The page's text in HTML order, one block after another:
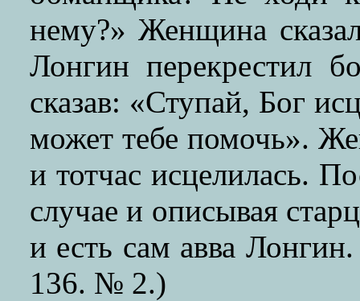
нему?» Женщина
Лонгин перекрестил
сказав: «Ступай, Бог
может тебе помочь».
и тотчас исцелилась.
случае и описывая
и есть сам авва
136. № 2.)